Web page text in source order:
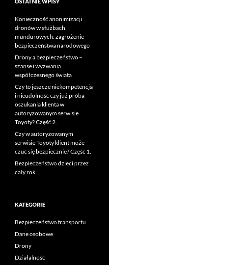
Konieczność anonimizacji
dronów w służbach
mundurowych: zagrożenie
bezpieczeństwa narodowego
Drony a bezpieczeństwo –
szanse i wyzwania
współczesnego świata
Czy to jeszcze niekompetencja
i nieudolność czy już próba
oszukania klienta w
autoryzowanym serwisie
Toyoty? Część 2.
Czy w autoryzowanym
serwisie Toyoty klient może
czuć się bezpiecznie? Część 1.
Bezpieczeństwo dzieci przez
cały rok
KATEGORIE
Bezpieczeństwo transportu
Dane osobowe
Drony
Działalność